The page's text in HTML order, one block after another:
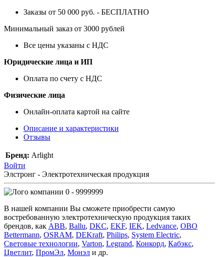
Заказы от 50 000 руб. - БЕСПЛАТНО
Минимальный заказ от 3000 рублей
Все цены указаны с НДС
Юридические лица и ИП
Оплата по счету с НДС
Физические лица
Онлайн-оплата картой на сайте
Описание и характеристики
Отзывы
Бренд: Arlight
Войти
Элстронг - Электротехническая продукция
0 - 9999999
В нашей компании Вы сможете приобрести самую
востребованную электротехническую продукция таких
брендов, как ABB, Ballu, DKC, EKF, IEK, Ledvance, OBO
Bettermann, OSRAM, DEKraft, Philips, System Electric,
Световые технологии, Varton, Legrand, Конкорд, Кабэкс,
Цветлит, ПромЭл, Монэл и др.